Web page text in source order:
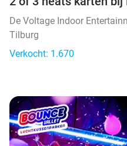
De Voltage Indoor
Tilburg
Verkocht: 1.670